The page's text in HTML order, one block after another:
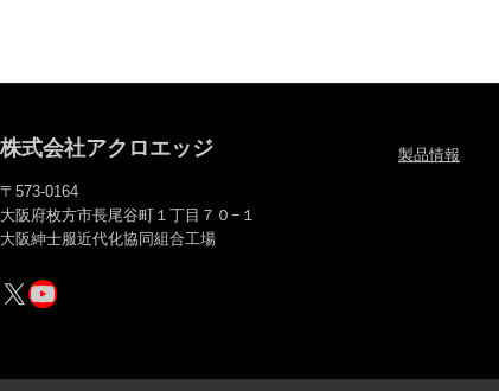
株式会社アクロエッジ
〒573-0164
大阪府枚方市長尾谷町１丁目７０−１
大阪紳士服近代化協同組合工場
X YouTube
製品情報